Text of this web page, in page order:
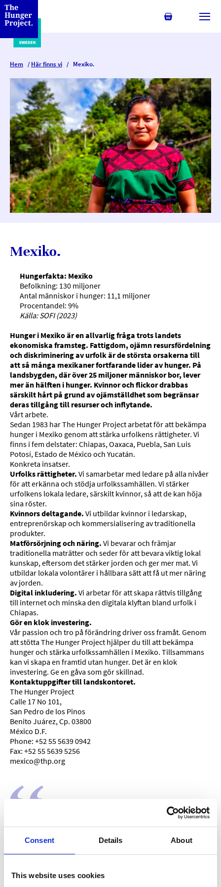
Consent Details About
This website uses cookies
Min
Hem / Här finns vi / Mexiko.
Mexiko.
Hungerfakta: Mexiko
Befolkning: 130 miljoner
Antal människor i hunger: 11,1 miljoner
Procentandel: 9%
Källa: SOFI (2023)
Hunger i Mexiko är en allvarlig fråga trots landets
ekonomiska framsteg. Fattigdom, ojämn resursfördelning
och diskriminering av urfolk är de största orsakerna till
att så många mexikaner fortfarande lider av hunger. På
landsbygden, där över 25 miljoner människor bor, lever
mer än hälften i hunger. Kvinnor och flickor drabbas
särskilt hårt på grund av ojämställdhet som begränsar
deras tillgång till resurser och inflytande.
Vårt arbete.
Sedan 1983 har The Hunger Project arbetat för att bekämpa
hunger i Mexiko genom att stärka urfolkens rättigheter. Vi
finns i fem delstater: Chiapas, Oaxaca, Puebla, San Luis
Potosí, Estado de México och Yucatán.
Konkreta insatser.
Urfolks rättigheter. Vi samarbetar med ledare på alla nivåer
för att erkänna och stödja urfolkssamhällen. Vi stärker
urfolkens lokala ledare, särskilt kvinnor, så att de kan höja
sina röster.
Kvinnors deltagande. Vi utbildar kvinnor i ledarskap,
entreprenörskap och kommersialisering av traditionella
produkter.
Matförsörjning och näring. Vi bevarar och främjar
traditionella maträtter och seder för att bevara viktig lokal
kunskap, eftersom det stärker jorden och ger mer mat. Vi
utbildar lokala volontärer i hållbara sätt att få ut mer näring
av jorden.
Digital inkludering. Vi arbetar för att skapa rättvis tillgång
till internet och minska den digitala klyftan bland urfolk i
Chiapas.
Gör en klok investering.
Vår passion och tro på förändring driver oss framåt. Genom
att stötta The Hunger Project hjälper du till att bekämpa
hunger och stärka urfolkssamhällen i Mexiko. Tillsammans
kan vi skapa en framtid utan hunger. Det är en klok
investering. Ge en gåva som gör skillnad.
Kontaktuppgifter till landskontoret.
The Hunger Project
Calle 17 No 101,
San Pedro de los Pinos
Benito Juárez, Cp. 03800
México D.F.
Phone: +52 55 5639 0942
Fax: +52 55 5639 5256
mexico@thp.org
"Tillgång till teknik skapar nya möjligheter och
stärker mänskliga rättigheter. Det förbättrar hälsa
och utbildning för flickor, ungdomar och kvinnor,